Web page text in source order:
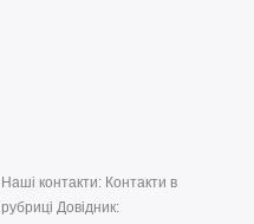
Наші контакти: Контакти в
рубриці Довідник: